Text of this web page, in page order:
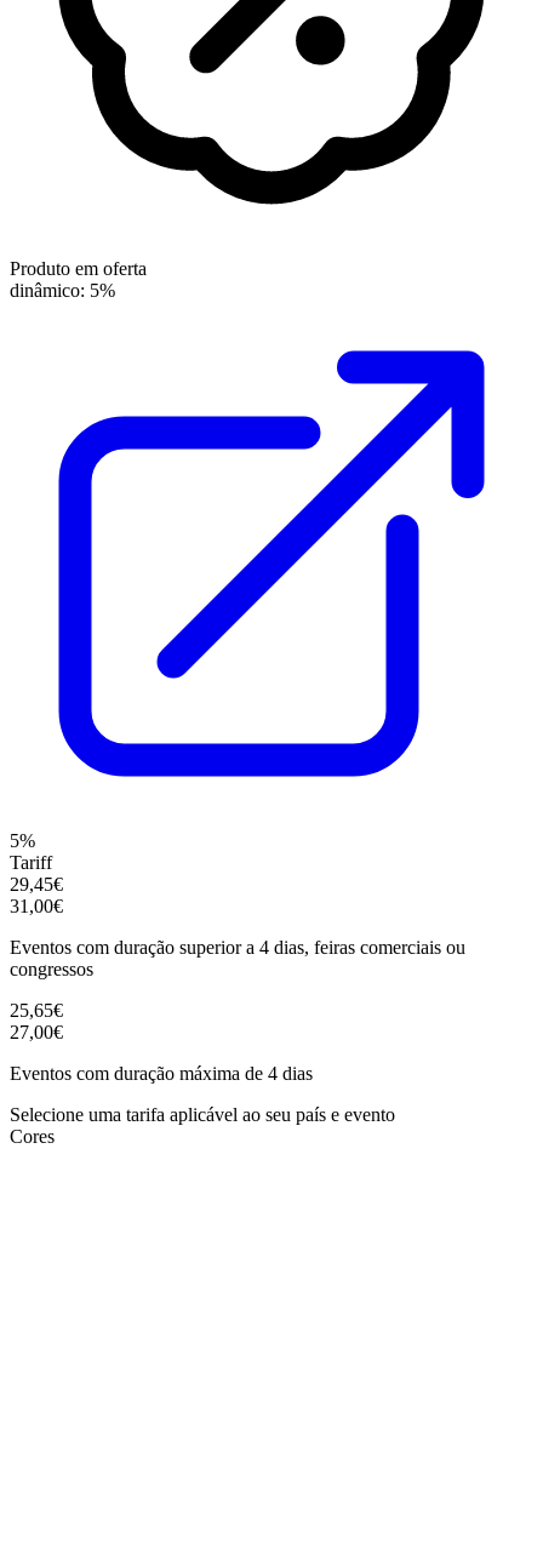
Produto em oferta
dinâmico: 5%
5%
Tariff
29,45€
31,00€
Eventos com duração superior a 4 dias, feiras comerciais ou
congressos
25,65€
27,00€
Eventos com duração máxima de 4 dias
Selecione uma tarifa aplicável ao seu país e evento
Cores